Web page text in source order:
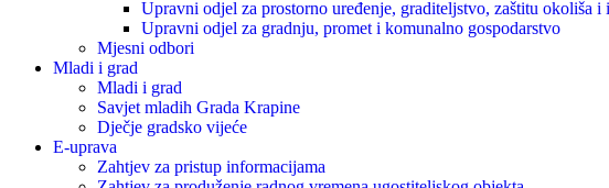
Upravni odjel za prostorno uređenje, graditeljstvo, zaštitu okoliša i
Upravni odjel za gradnju, promet i komunalno gospodarstvo
Mjesni odbori
Mladi i grad
Mladi i grad
Savjet mladih Grada Krapine
Dječje gradsko vijeće
E-uprava
Zahtjev za pristup informacijama